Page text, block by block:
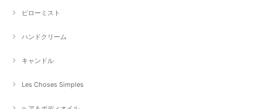
ピローミスト
ハンドクリーム
キャンドル
Les Choses Simples